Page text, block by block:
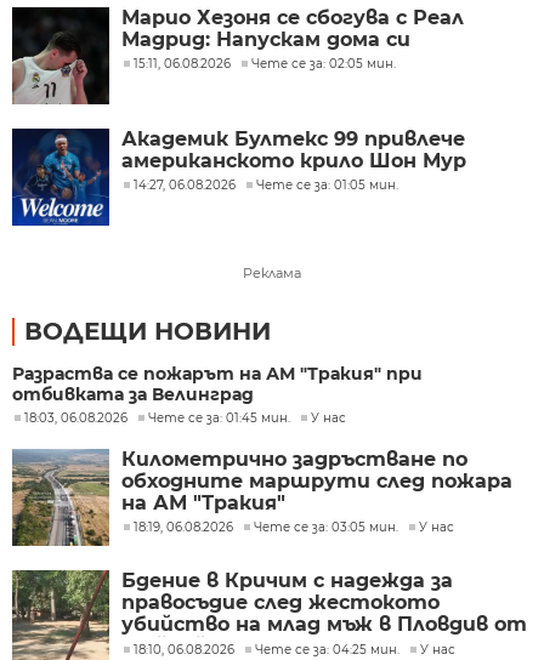
Марио Хезоня се сбогува с Реал
Мадрид: Напускам дома си
15:11, 06.08.2026 Чете се за: 02:05 мин.
Академик Бултекс 99 привлече
американското крило Шон Мур
14:27, 06.08.2026 Чете се за: 01:05 мин.
Реклама
ВОДЕЩИ НОВИНИ
Разраства се пожарът на АМ "Тракия" при
отбивката за Велинград
18:03, 06.08.2026 Чете се за: 01:45 мин. У нас
Километрично задръстване по
обходните маршрути след пожара
на АМ "Тракия"
18:19, 06.08.2026 Чете се за: 03:05 мин. У нас
Бдение в Кричим с надежда за
правосъдие след жестокото
убийство на млад мъж в Пловдив от
тийнейджъри
18:10, 06.08.2026 Чете се за: 04:25 мин. У нас